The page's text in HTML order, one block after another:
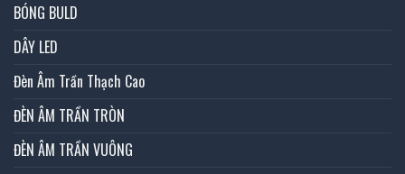
BÓNG BULD
DÂY LED
Đèn Âm Trần Thạch Cao
ĐÈN ÂM TRẦN TRÒN
ĐÈN ÂM TRẦN VUÔNG